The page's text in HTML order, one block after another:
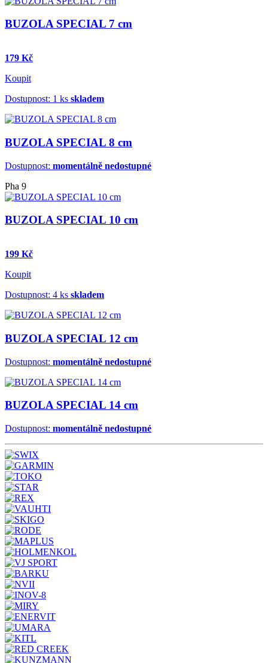
BUZOLA SPECIAL 7 cm
179 Kč
Koupit
Dostupnost: 1 ks skladem
BUZOLA SPECIAL 8 cm
Dostupnost: momentálně nedostupné
Pha 9
BUZOLA SPECIAL 10 cm
199 Kč
Koupit
Dostupnost: 4 ks skladem
BUZOLA SPECIAL 12 cm
Dostupnost: momentálně nedostupné
BUZOLA SPECIAL 14 cm
Dostupnost: momentálně nedostupné